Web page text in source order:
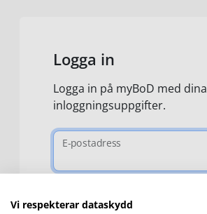
Logga in
Logga in på myBoD med dina
inloggningsuppgifter.
E-postadress
Lösenord
Vi respekterar dataskydd